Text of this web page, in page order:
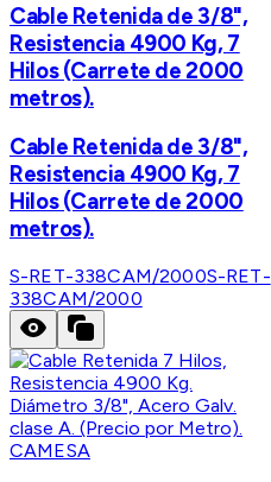
Cable Retenida de 3/8",
Resistencia 4900 Kg, 7
Hilos (Carrete de 2000
metros).
Cable Retenida de 3/8",
Resistencia 4900 Kg, 7
Hilos (Carrete de 2000
metros).
S-RET-338CAM/2000S-RET-
338CAM/2000
CAMESA